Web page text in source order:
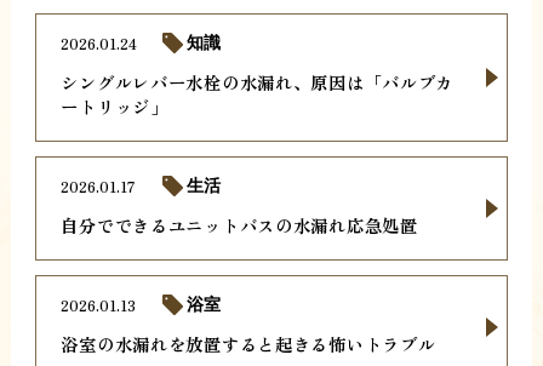
シングルレバー水栓の水漏れ、原因は「バルブカ
ートリッジ」
2026.01.24 知識
自分でできるユニットバスの水漏れ応急処置
2026.01.17 生活
浴室の水漏れを放置すると起きる怖いトラブル
2026.01.13 浴室